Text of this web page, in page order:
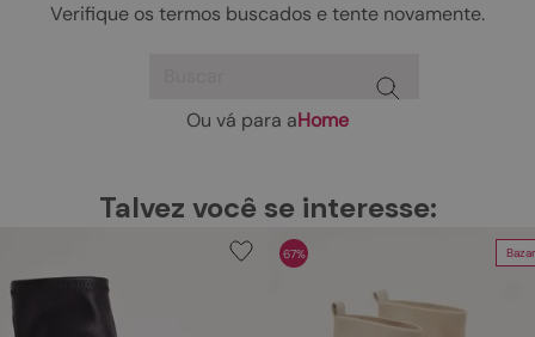
Verifique os termos buscados e tente novamente.
Ou vá para aHome
Talvez você se interesse:
Bazar
67%
2º
tenis
rasteira
9º
couro
TERMOS MAIS BUSCADOS
tenis
rasteira